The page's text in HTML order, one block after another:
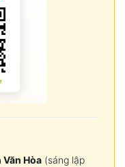
Văn Hòa (sáng lập